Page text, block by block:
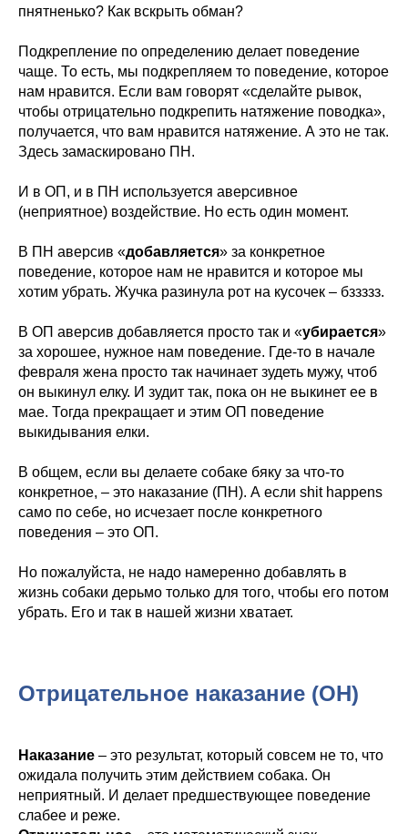
пнятненько? Как вскрыть обман?
Подкрепление по определению делает поведение
чаще. То есть, мы подкрепляем то поведение, которое
нам нравится. Если вам говорят «сделайте рывок,
чтобы отрицательно подкрепить натяжение поводка»,
получается, что вам нравится натяжение. А это не так.
Здесь замаскировано ПН.
И в ОП, и в ПН используется аверсивное
(неприятное) воздействие. Но есть один момент.
В ПН аверсив «добавляется» за конкретное
поведение, которое нам не нравится и которое мы
хотим убрать. Жучка разинула рот на кусочек – бззззз.
В ОП аверсив добавляется просто так и «убирается»
за хорошее, нужное нам поведение. Где-то в начале
февраля жена просто так начинает зудеть мужу, чтоб
он выкинул елку. И зудит так, пока он не выкинет ее в
мае. Тогда прекращает и этим ОП поведение
выкидывания елки.
В общем, если вы делаете собаке бяку за что-то
конкретное, – это наказание (ПН). А если shit happens
само по себе, но исчезает после конкретного
поведения – это ОП.
Но пожалуйста, не надо намеренно добавлять в
жизнь собаки дерьмо только для того, чтобы его потом
убрать. Его и так в нашей жизни хватает.
Отрицательное наказание (ОН)
Наказание – это результат, который совсем не то, что
ожидала получить этим действием собака. Он
неприятный. И делает предшествующее поведение
слабее и реже.